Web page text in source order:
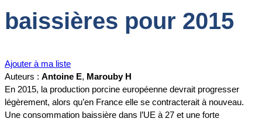
baissières pour 2015
Ajouter à ma liste
Auteurs : Antoine E, Marouby H
En 2015, la production porcine européenne devrait progresser
légèrement, alors qu’en France elle se contracterait à nouveau.
Une consommation baissière dans l’UE à 27 et une forte